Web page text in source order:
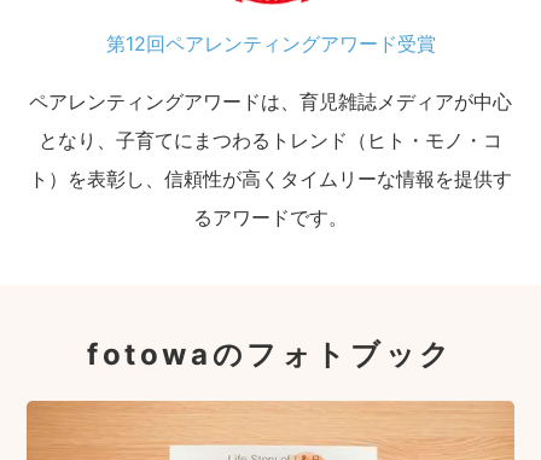
第12回ペアレンティングアワード受賞
ペアレンティングアワードは、育児雑誌メディアが中心
となり、子育てにまつわるトレンド（ヒト・モノ・コ
ト）を表彰し、信頼性が高くタイムリーな情報を提供す
るアワードです。
fotowaのフォトブック